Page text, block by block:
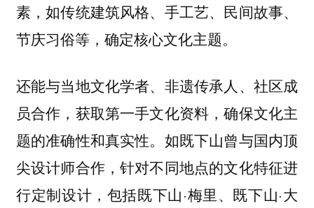
素，如传统建筑风格、手工艺、民间故事、
节庆习俗等，确定核心文化主题。
还能与当地文化学者、非遗传承人、社区成
员合作，获取第一手文化资料，确保文化主
题的准确性和真实性。如既下山曾与国内顶
尖设计师合作，针对不同地点的文化特征进
行定制设计，包括既下山·梅里、既下山·大